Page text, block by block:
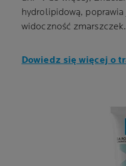
hydrolipidową,
widoczność zmarszczek.
Dowiedz się więcej o